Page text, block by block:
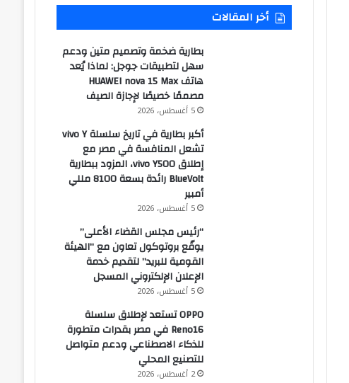
أخر المقالات
بطارية ضخمة وتصميم متين ودعم
سهل لتطبيقات جوجل: لماذا يُعد
هاتف HUAWEI nova 15 Max
مصممًا خصيصًا لإجازة الصيف
5 أغسطس، 2026
أكبر بطارية في تاريخ سلسلة vivo Y
تشعل المنافسة في مصر مع
إطلاق vivo Y500، المزود ببطارية
BlueVolt رائدة بسعة 8100 مللي
أمبير
5 أغسطس، 2026
“رئيس مجلس القضاء الأعلى”
يوقّع بروتوكول تعاون مع “الهيئة
القومية للبريد” لتقديم خدمة
الإعلان الإلكتروني المسجل
5 أغسطس، 2026
OPPO تستعد لإطلاق سلسلة
Reno16 في مصر بقدرات متطورة
للذكاء الاصطناعي ودعم متواصل
للتصنيع المحلي
2 أغسطس، 2026